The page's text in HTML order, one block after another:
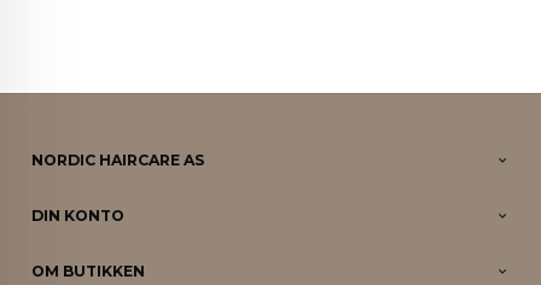
NORDIC HAIRCARE AS
DIN KONTO
OM BUTIKKEN